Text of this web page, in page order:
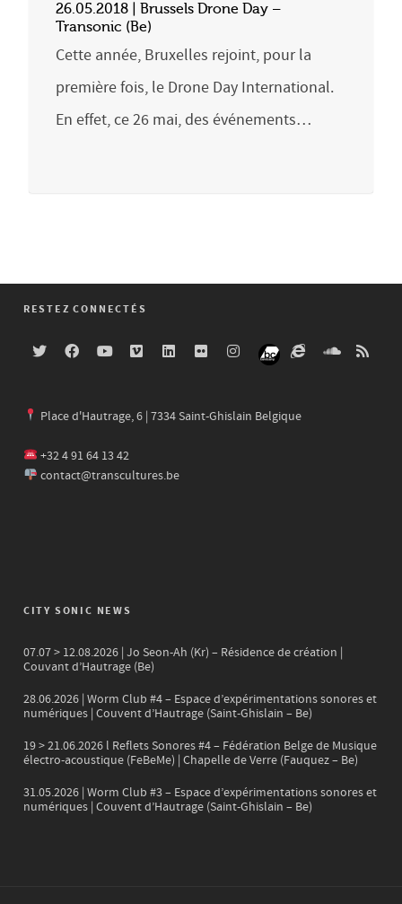
26.05.2018 | Brussels Drone Day –
Transonic (Be)
Cette année, Bruxelles rejoint, pour la
première fois, le Drone Day International.
En effet, ce 26 mai, des événements…
RESTEZ CONNECTÉS
Place d'Hautrage, 6 | 7334 Saint-Ghislain Belgique
+32 4 91 64 13 42
contact@transcultures.be
CITY SONIC NEWS
07.07 > 12.08.2026 | Jo Seon-Ah (Kr) – Résidence de création |
Couvant d’Hautrage (Be)
28.06.2026 | Worm Club #4 – Espace d’expérimentations sonores et
numériques | Couvent d’Hautrage (Saint-Ghislain – Be)
19 > 21.06.2026 l Reflets Sonores #4 – Fédération Belge de Musique
électro-acoustique (FeBeMe) | Chapelle de Verre (Fauquez – Be)
31.05.2026 | Worm Club #3 – Espace d’expérimentations sonores et
numériques | Couvent d’Hautrage (Saint-Ghislain – Be)